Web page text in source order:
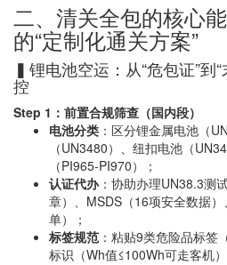
二、清关全包的核心
的“定制化通关方案”
▍锂电池空运：从“危包证”到
控
Step 1：前置合规筛查（国内段）
电池分类 ：区分锂金属电池（
（UN3480）、纽扣电池（
（PI965-PI970）；
认证代办：协助办理UN38.3测
章）、MSDS（16项安全数据
单）；
标签规范 ：粘贴9类危险品标签
标识（Wh值≤100Wh可走客机）